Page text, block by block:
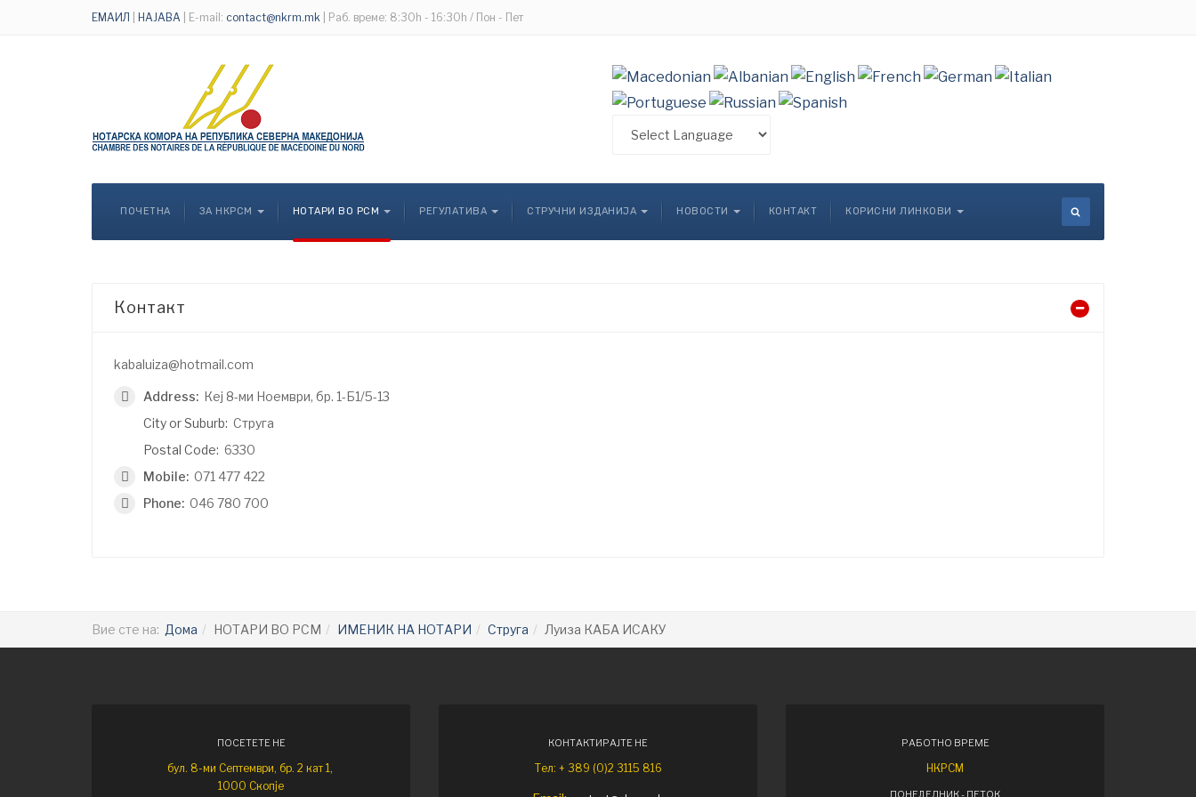
ЕМАИЛ НАЈАВА | E-mail: contact@nkrm.mk | Раб. време: 8:30h - 16:30h / Пон - Пет
ПОЧЕТНА ЗА НКРСМ НОТАРИ ВО РСМ РЕГУЛАТИВА СТРУЧНИ ИЗДАНИЈА НОВОСТИ КОНТАКТ КОРИСНИ ЛИНКОВИ
Контакт
kabaluiza@hotmail.com
Address: Кеј 8-ми Ноември, бр. 1-Б1/5-13
City or Suburb: Струга
Postal Code: 6330
Mobile: 071 477 422
Phone: 046 780 700
Вие сте на: Дома НОТАРИ ВО РСМ ИМЕНИК НА НОТАРИ Струга Луиза КАБА ИСАКУ
ПОСЕТЕТЕ НЕ
бул. 8-ми Септември, бр. 2 кат 1,
1000 Скопје
КОНТАКТИРАЈТЕ НЕ
Тел: + 389 (0)2 3115 816
РАБОТНО ВРЕМЕ
НКРСМ
ПОНЕДЕЛНИК - ПЕТОК